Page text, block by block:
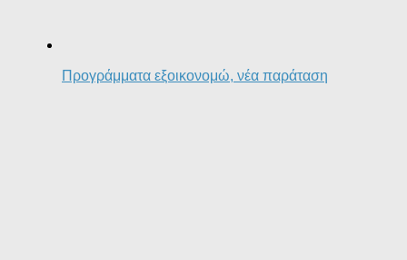
Προγράμματα εξοικονομώ, νέα παράταση